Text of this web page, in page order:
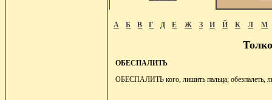
А Б В Г Д Е Ж З И Й К Л М
ОБЕСПАЛИТЬ
ОБЕСПАЛИТЬ кого, лишить пальца; обезпалеть,